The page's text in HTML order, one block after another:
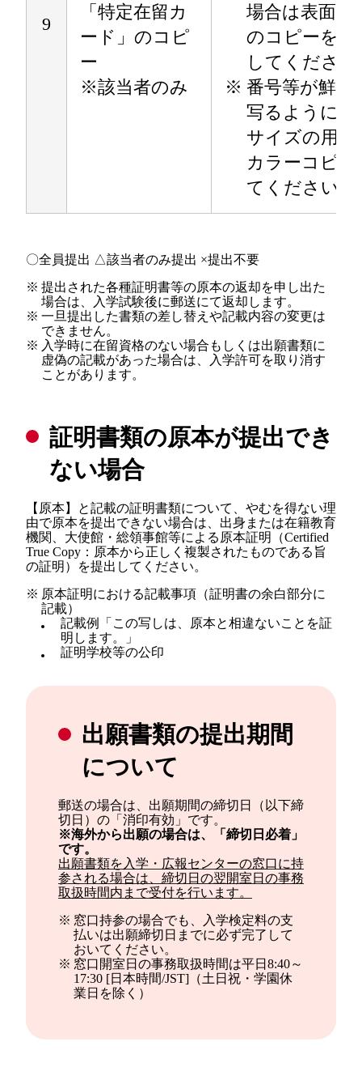
9
「特定在留カ
ード」のコピ
ー
※該当者のみ
場合は表面の
のコピーを提
してください
※ 番号等が鮮明
写るように
サイズの用紙
カラーコピー
てください。
〇全員提出 △該当者のみ提出 ×提出不要
※ 提出された各種証明書等の原本の返却を申し出た
場合は、入学試験後に郵送にて返却します。
※ 一旦提出した書類の差し替えや記載内容の変更は
できません。
※ 入学時に在留資格のない場合もしくは出願書類に
虚偽の記載があった場合は、入学許可を取り消す
ことがあります。
証明書類の原本が提出でき
ない場合
【原本】と記載の証明書類について、やむを得ない理
由で原本を提出できない場合は、出身または在籍教育
機関、大使館・総領事館等による原本証明（Certified
True Copy：原本から正しく複製されたものである旨
の証明）を提出してください。
※ 原本証明における記載事項（証明書の余白部分に
記載）
記載例「この写しは、原本と相違ないことを証
明します。」
証明学校等の公印
出願書類の提出期間
について
郵送の場合は、出願期間の締切日（以下締
切日）の「消印有効」です。
※海外から出願の場合は、「締切日必着」
です。
出願書類を入学・広報センターの窓口に持
参される場合は、締切日の翌開室日の事務
取扱時間内まで受付を行います。
※ 窓口持参の場合でも、入学検定料の支
払いは出願締切日までに必ず完了して
おいてください。
※ 窓口開室日の事務取扱時間は平日8:40～
17:30 [日本時間/JST]（土日祝・学園休
業日を除く）